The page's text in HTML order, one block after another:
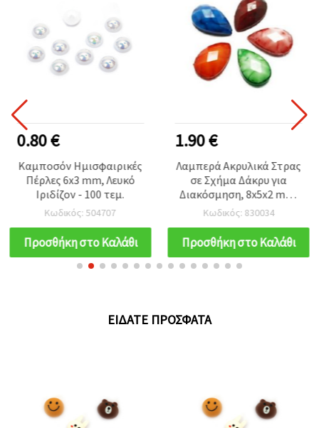
0.80 €
Καμποσόν Ημισφαιρικές
Πέρλες 6x3 mm, Λευκό
Ιριδίζον - 100 τεμ.
Κωδικός: 504707
Προσθήκη στο Καλάθι
1.90 €
Λαμπερά Ακρυλικά Στρας
σε Σχήμα Δάκρυ για
Διακόσμηση, 8x5x2 mm,
Ασορτί Μείγμα 6
Χρωμάτων, Κουτί ~24
τεμ., για Nail Art,
Scrapbooking & DIY
Κωδικός: 830034
Προσθήκη στο Καλάθι
ΕΊΔΑΤΕ ΠΡΌΣΦΑΤΑ